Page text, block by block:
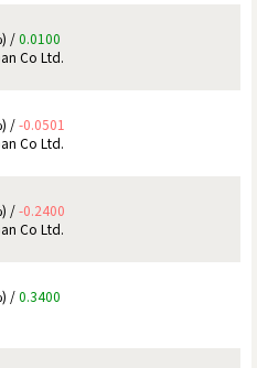
/0.0100
Co Ltd.
/-0.0501
Co Ltd.
/-0.2400
Co Ltd.
/0.3400